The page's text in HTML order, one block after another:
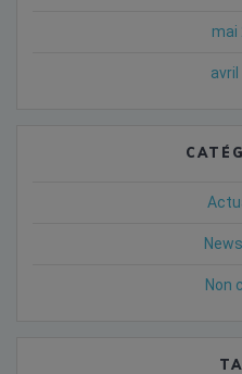
mai
avril
Non